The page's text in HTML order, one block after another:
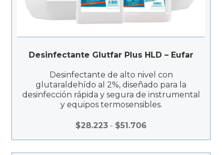
Desinfectante Glutfar Plus HLD – Eufar
Desinfectante de alto nivel con
glutaraldehído al 2%, diseñado para la
desinfección rápida y segura de instrumental
y equipos termosensibles.
$28.223 - $51.706